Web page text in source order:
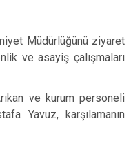
Müdürlüğünü ziyaret
ve asayiş çalışmaları
ve kurum personeli
Yavuz, karşılamanın